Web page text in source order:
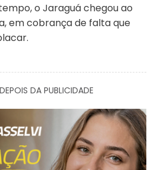
o Jaraguá chegou ao
em cobrança de falta que
DA PUBLICIDADE